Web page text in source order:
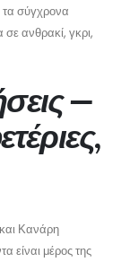
τα σύγχρονα
ανθρακί, γκρι,
—
Κανάρη
είναι μέρος της